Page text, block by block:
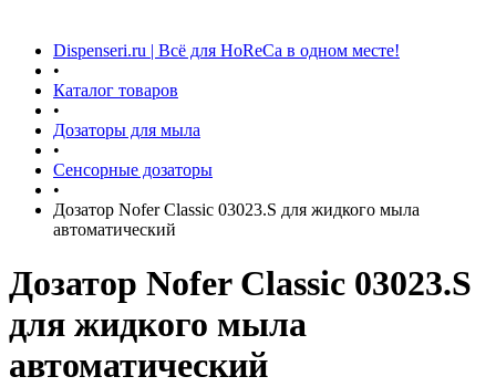
Dispenseri.ru | Всё для HoReCa в одном месте!
•
Каталог товаров
•
Дозаторы для мыла
•
Сенсорные дозаторы
•
Дозатор Nofer Classic 03023.S для жидкого мыла
автоматический
Дозатор Nofer Classic 03023.S
для жидкого мыла
автоматический